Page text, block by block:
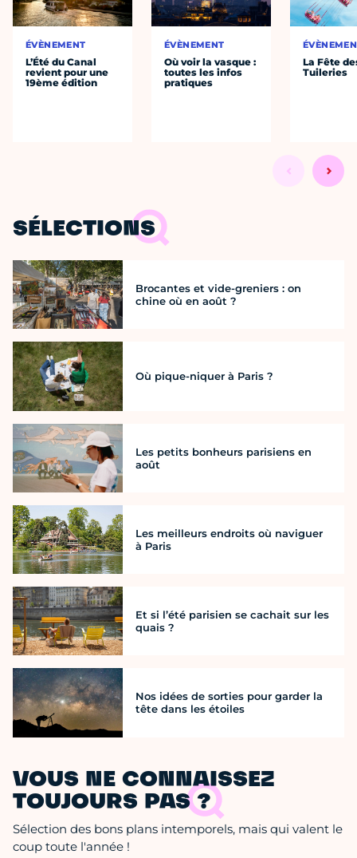
ÉVÈNEMENT
L’Été du Canal
revient pour une
19ème édition
ÉVÈNEMENT
Où voir la vasque :
toutes les infos
pratiques
La Fête
Tuileries
SÉLECTIONS
Brocantes et vide-greniers : on
chine où en août ?
Où pique-niquer à Paris ?
Les petits bonheurs parisiens en
août
Les meilleurs endroits où naviguer
à Paris
Et si l’été parisien se cachait sur les
quais ?
Nos idées de sorties pour garder la
tête dans les étoiles
VOUS NE CONNAISSEZ
TOUJOURS PAS ?
Sélection des bons plans intemporels, mais qui valent le
coup toute l'année !